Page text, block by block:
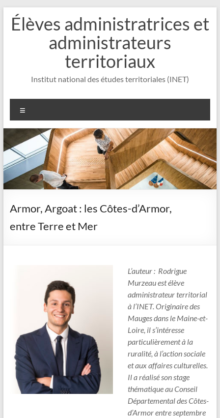
Aller
contenu
Élèves administratrices et
administrateurs
territoriaux
Institut national des études territoriales (INET)
Armor, Argoat : les Côtes-d’Armor,
entre Terre et Mer
L’auteur : Rodrigue
Murzeau est élève
administrateur territorial
à l’INET. Originaire des
Mauges dans le Maine-et-
Loire, il s’intéresse
particulièrement à la
ruralité, à l’action sociale
et aux affaires culturelles.
Il a réalisé son stage
thématique au Conseil
Départemental des Côtes-
d’Armor entre septembre